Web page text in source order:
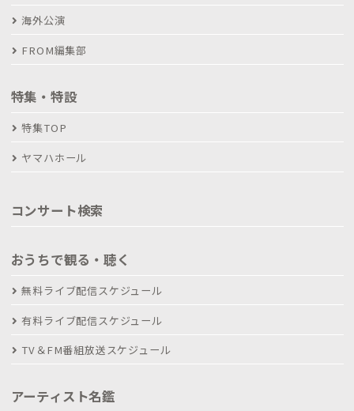
海外公演
FROM編集部
特集・特設
特集TOP
ヤマハホール
コンサート検索
おうちで観る・聴く
無料ライブ配信スケジュール
有料ライブ配信スケジュール
TV＆FM番組放送スケジュール
アーティスト名鑑